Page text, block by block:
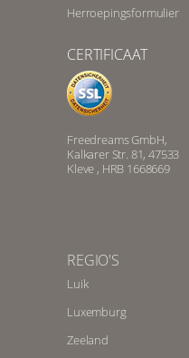
Herroepingsformulier
CERTIFICAAT
Freedreams GmbH,
Kalkarer Str. 81, 47533
Kleve , HRB 1668669
REGIO'S
Luik
Luxemburg
Zeeland